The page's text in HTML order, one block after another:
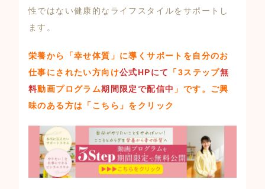
性ではない健康的なライフスタイルをサポートし
ます。
栄養から「幸せ体質」に導くサポートを自分のお
仕事にされたい方向け公式HPにて 「3ステップ無
料動画プログラム期間限定で配信中 」 です。ご興
味のある方は 「こちら」 をクリック